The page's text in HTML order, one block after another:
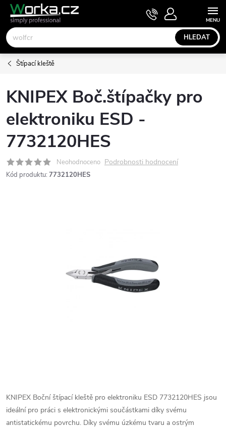
Přejít
obsah
HLEDAT
NÁKUPNÍ
KOŠÍK
Štípací kleště
KNIPEX Boč.štípačky pro
elektroniku ESD -
7732120HES
Neohodnoceno Podrobnosti hodnocení
Kód produktu: 7732120HES
KNIPEX Boční štípací kleště pro elektroniku ESD 7732120HES jsou
ideální pro práci s elektronickými součástkami díky svému
antistatickému povrchu. Díky svému úzkému tvaru a ostrým